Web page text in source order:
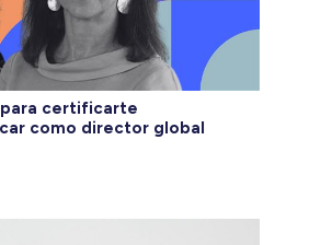
para certificarte
como director global